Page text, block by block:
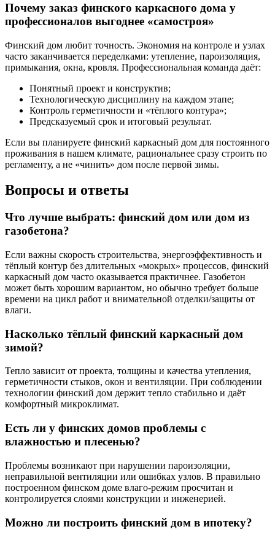
Почему заказ финского каркасного дома у
профессионалов выгоднее «самостроя»
Финский дом любит точность. Экономия на контроле и узлах
часто заканчивается переделками: утепление, пароизоляция,
примыкания, окна, кровля. Профессиональная команда даёт:
Понятный проект и конструктив;
Технологическую дисциплину на каждом этапе;
Контроль герметичности и «тёплого контура»;
Предсказуемый срок и итоговый результат.
Если вы планируете финский каркасный дом для постоянного
проживания в нашем климате, рациональнее сразу строить по
регламенту, а не «чинить» дом после первой зимы.
Вопросы и ответы
Что лучше выбрать: финский дом или дом из
газобетона?
Если важны скорость строительства, энергоэффективность и
тёплый контур без длительных «мокрых» процессов, финский
каркасный дом часто оказывается практичнее. Газобетон
может быть хорошим вариантом, но обычно требует больше
времени на цикл работ и внимательной отделки/защиты от
влаги.
Насколько тёплый финский каркасный дом
зимой?
Тепло зависит от проекта, толщины и качества утепления,
герметичности стыков, окон и вентиляции. При соблюдении
технологии финский дом держит тепло стабильно и даёт
комфортный микроклимат.
Есть ли у финских домов проблемы с
влажностью и плесенью?
Проблемы возникают при нарушении пароизоляции,
неправильной вентиляции или ошибках узлов. В правильно
построенном финском доме влаго-режим просчитан и
контролируется слоями конструкции и инженерией.
Можно ли построить финский дом в ипотеку?